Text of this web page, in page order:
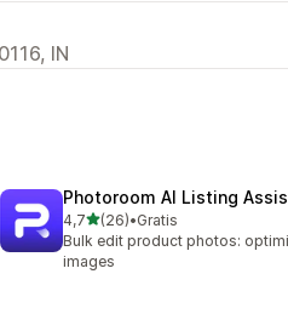
IN
Photoroom AI Listing
4,7na 5 gwiazdek
(26)
Łączna liczba recenzji: 26
•Gratis
Bulk edit product photos:
images